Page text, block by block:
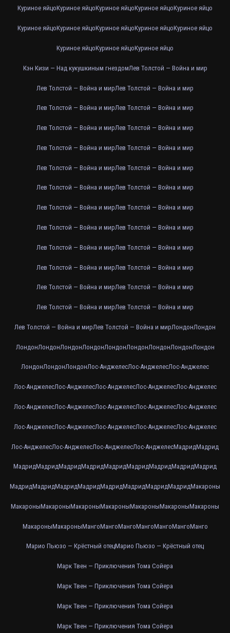
Куриное яйцоКуриное яйцоКуриное яйцоКуриное яйцоКуриное яйцо
Куриное яйцоКуриное яйцоКуриное яйцоКуриное яйцоКуриное яйцо
Куриное яйцоКуриное яйцоКуриное яйцо
Кэн Кизи — Над кукушкиным гнездомЛев Толстой — Война и мир
Лев Толстой — Война и мирЛев Толстой — Война и мир
Лев Толстой — Война и мирЛев Толстой — Война и мир
Лев Толстой — Война и мирЛев Толстой — Война и мир
Лев Толстой — Война и мирЛев Толстой — Война и мир
Лев Толстой — Война и мирЛев Толстой — Война и мир
Лев Толстой — Война и мирЛев Толстой — Война и мир
Лев Толстой — Война и мирЛев Толстой — Война и мир
Лев Толстой — Война и мирЛев Толстой — Война и мир
Лев Толстой — Война и мирЛев Толстой — Война и мир
Лев Толстой — Война и мирЛев Толстой — Война и мир
Лев Толстой — Война и мирЛев Толстой — Война и мир
Лев Толстой — Война и мирЛев Толстой — Война и мир
Лев Толстой — Война и мирЛев Толстой — Война и мирЛондонЛондон
ЛондонЛондонЛондонЛондонЛондонЛондонЛондонЛондонЛондон
ЛондонЛондонЛондонЛос-АнджелесЛос-АнджелесЛос-Анджелес
Лос-АнджелесЛос-АнджелесЛос-АнджелесЛос-АнджелесЛос-Анджелес
Лос-АнджелесЛос-АнджелесЛос-АнджелесЛос-АнджелесЛос-Анджелес
Лос-АнджелесЛос-АнджелесЛос-АнджелесЛос-АнджелесЛос-Анджелес
Лос-АнджелесЛос-АнджелесЛос-АнджелесЛос-АнджелесМадридМадрид
МадридМадридМадридМадридМадридМадридМадридМадридМадрид
МадридМадридМадридМадридМадридМадридМадридМадридМакароны
МакароныМакароныМакароныМакароныМакароныМакароныМакароны
МакароныМакароныМангоМангоМангоМангоМангоМангоМанго
Марио Пьюзо — Крёстный отецМарио Пьюзо — Крёстный отец
Марк Твен — Приключения Тома Сойера
Марк Твен — Приключения Тома Сойера
Марк Твен — Приключения Тома Сойера
Марк Твен — Приключения Тома Сойера